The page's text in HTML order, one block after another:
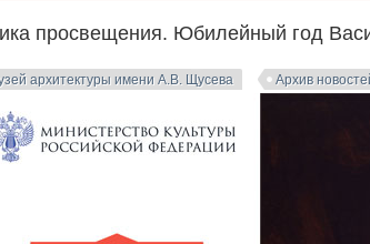
просвещения. Юбилейный год
архитектуры имени А.В. Щусева Архив